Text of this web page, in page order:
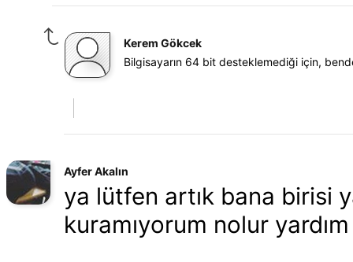
Kerem Gökcek
Bilgisayarın 64 bit desteklemediği için,
Ayfer Akalın
ya lütfen artık bana birisi
kuramıyorum nolur